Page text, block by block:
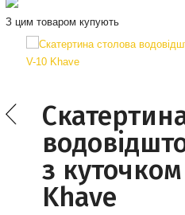
З цим товаром купують
з
Khave